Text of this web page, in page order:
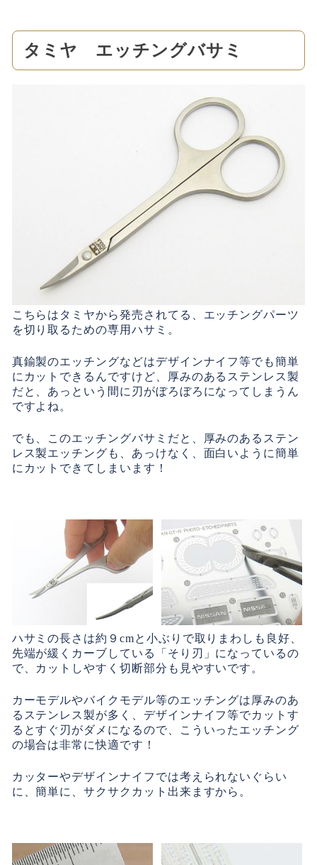
タミヤ エッチングバサミ
こちらはタミヤから発売されてる、エッチングパーツ
を切り取るための専用ハサミ。
真鍮製のエッチングなどはデザインナイフ等でも簡単
にカットできるんですけど、厚みのあるステンレス製
だと、あっという間に刃がぼろぼろになってしまうん
ですよね。
でも、このエッチングバサミだと、厚みのあるステン
レス製エッチングも、あっけなく、面白いように簡単
にカットできてしまいます！
ハサミの長さは約９cmと小ぶりで取りまわしも良好、
先端が緩くカーブしている「そり刃」になっているの
で、カットしやすく切断部分も見やすいです。
カーモデルやバイクモデル等のエッチングは厚みのあ
るステンレス製が多く、デザインナイフ等でカットす
るとすぐ刃がダメになるので、こういったエッチング
の場合は非常に快適です！
カッターやデザインナイフでは考えられないぐらい
に、簡単に、サクサクカット出来ますから。